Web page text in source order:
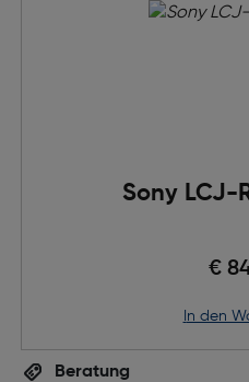
Sony LCJ-
€
in den
Beratung